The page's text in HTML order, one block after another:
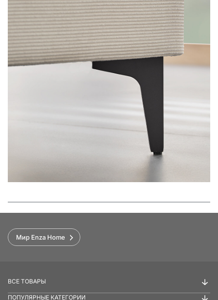
Функции
Мир Enza Home
ВСЕ ТОВАРЫ
ПОПУЛЯРНЫЕ КАТЕГОРИИ